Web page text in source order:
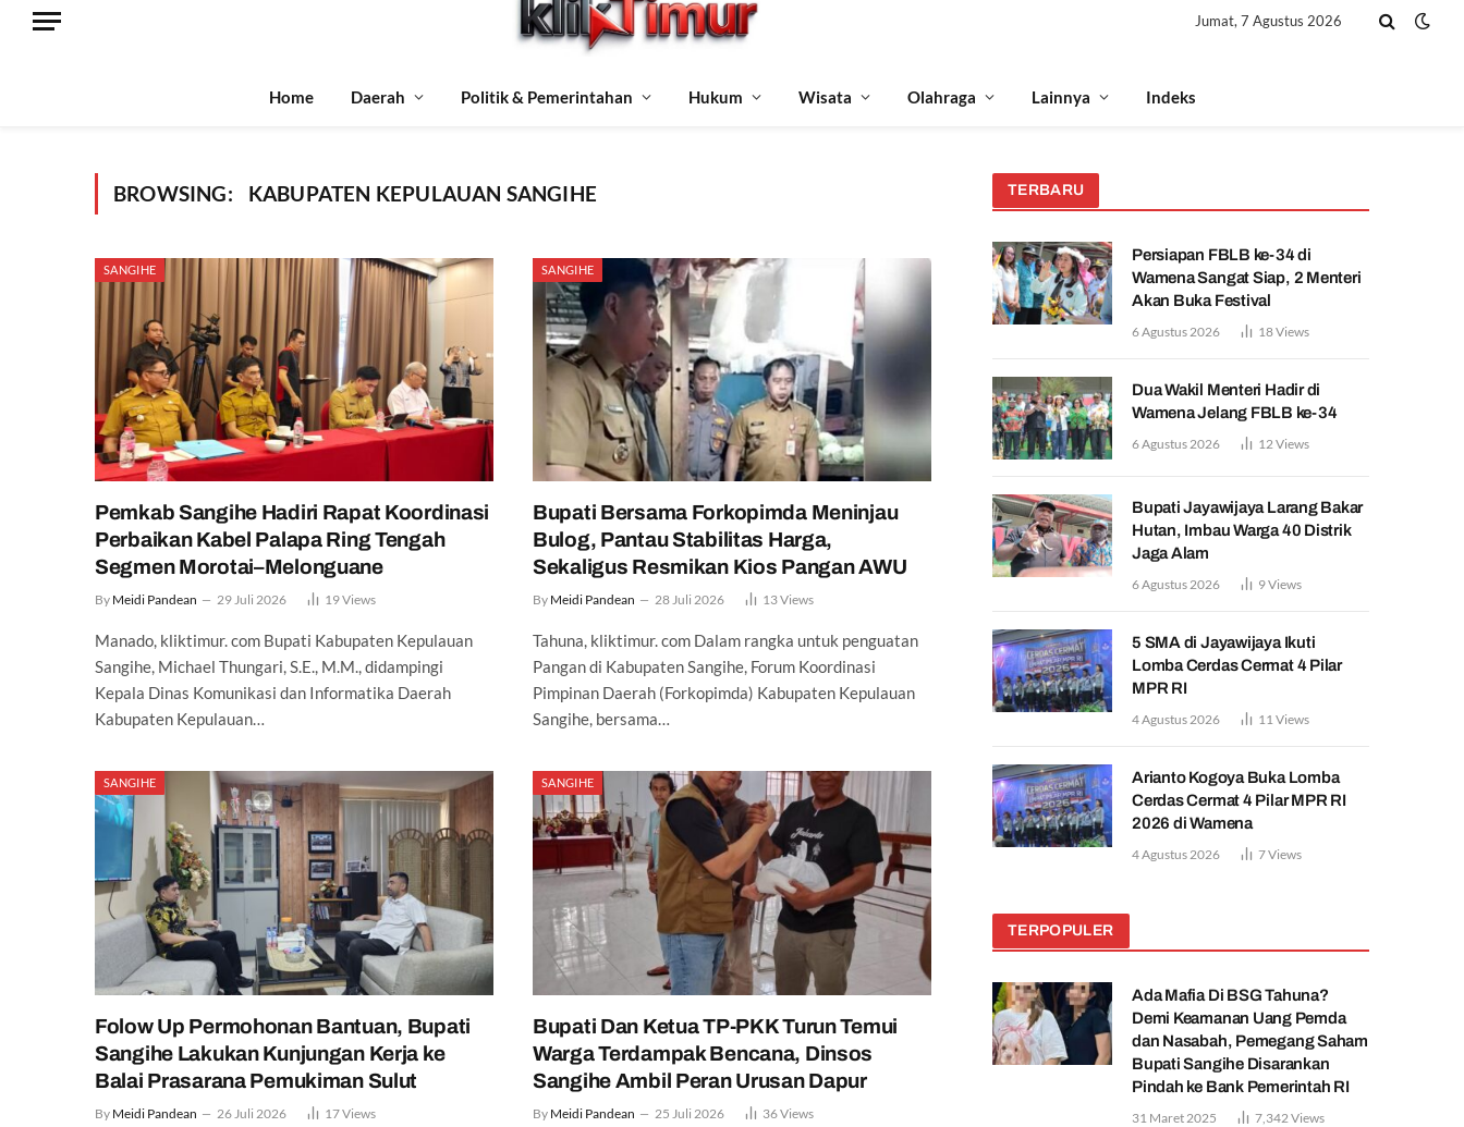
Jumat, 7 Agustus 2026
Home Daerah Politik & Pemerintahan Hukum Wisata Olahraga Lainnya Indeks
BROWSING: KABUPATEN KEPULAUAN SANGIHE
SANGIHE
Pemkab Sangihe Hadiri Rapat Koordinasi
Perbaikan Kabel Palapa Ring Tengah
Segmen Morotai–Melonguane
By Meidi Pandean 29 Juli 2026 19Views
Manado, kliktimur. com Bupati Kabupaten Kepulauan
Sangihe, Michael Thungari, S.E., M.M., didampingi
Kepala Dinas Komunikasi dan Informatika Daerah
Kabupaten Kepulauan…
SANGIHE
Bupati Bersama Forkopimda Meninjau
Bulog, Pantau Stabilitas Harga,
Sekaligus Resmikan Kios Pangan AWU
By Meidi Pandean 28 Juli 2026 13Views
Tahuna, kliktimur. com Dalam rangka untuk penguatan
Pangan di Kabupaten Sangihe, Forum Koordinasi
Pimpinan Daerah (Forkopimda) Kabupaten Kepulauan
Sangihe, bersama…
SANGIHE
Folow Up Permohonan Bantuan, Bupati
Sangihe Lakukan Kunjungan Kerja ke
Balai Prasarana Pemukiman Sulut
By Meidi Pandean 26 Juli 2026 17Views
SANGIHE
Bupati Dan Ketua TP-PKK Turun Temui
Warga Terdampak Bencana, Dinsos
Sangihe Ambil Peran Urusan Dapur
By Meidi Pandean 25 Juli 2026 36Views
TERBARU
Persiapan FBLB ke-34 di
Wamena Sangat Siap, 2 Menteri
Akan Buka Festival
6 Agustus 2026 18Views
Dua Wakil Menteri Hadir di
Wamena Jelang FBLB ke-34
6 Agustus 2026 12 Views
Bupati Jayawijaya Larang Bakar
Hutan, Imbau Warga 40 Distrik
Jaga Alam
6 Agustus 2026 9Views
5 SMA di Jayawijaya Ikuti
Lomba Cerdas Cermat 4 Pilar
MPR RI
4 Agustus 2026 11 Views
Arianto Kogoya Buka Lomba
Cerdas Cermat 4 Pilar MPR RI
2026 di Wamena
4 Agustus 2026 7Views
TERPOPULER
Ada Mafia Di BSG Tahuna?
Demi Keamanan Uang Pemda
dan Nasabah, Pemegang Saham
Bupati Sangihe Disarankan
Pindah ke Bank Pemerintah RI
31 Maret 2025 7,342 Views